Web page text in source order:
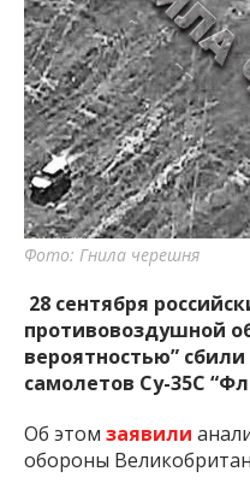
Фото: Гнила черешня
28 сентября
противовоздушной
вероятностью”
самолетов Су-35С
Об этом заявили
обороны